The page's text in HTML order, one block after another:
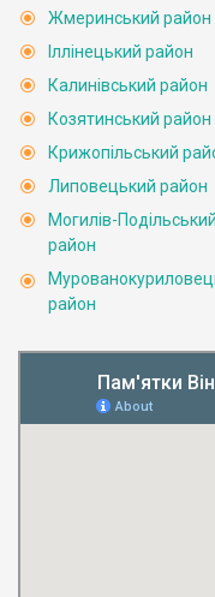
Жмеринський район
Іллінецький район
Калинівський район
Козятинський район
Крижопільський
Липовецький район
Могилів-Подільський
район
район